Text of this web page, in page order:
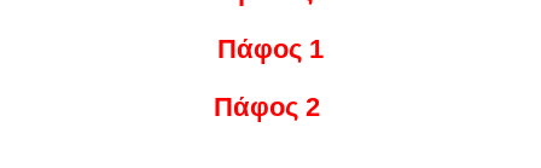
Πάφος 1
Πάφος 2